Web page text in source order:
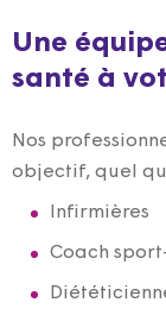
Une
santé à
Nos
objectif, quel
Infirmières
Coach